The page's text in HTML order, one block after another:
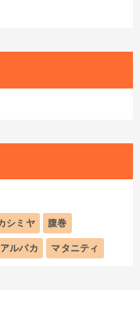
シミヤ 腹巻
ルパカ マタニティ